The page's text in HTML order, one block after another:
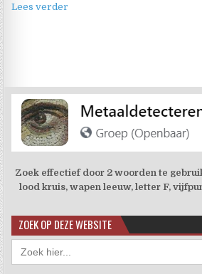
Lees verder
Zoek effectief door 2 woorden te
lood kruis, wapen leeuw, letter F,
ZOEK OP DEZE WEBSITE
Zoek
naar: